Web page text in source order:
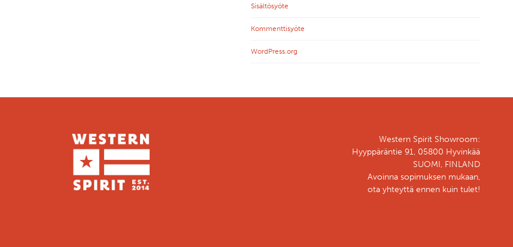
Sisältösyöte
Kommenttisyöte
WordPress.org
Western Spirit Showroom:
Hyyppäräntie 91, 05800 Hyvinkää
SUOMI, FINLAND
Avoinna sopimuksen mukaan,
ota yhteyttä ennen kuin tulet!